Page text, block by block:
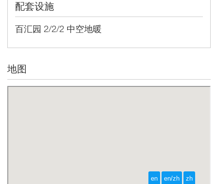
配套设施
百汇园 2/2/2 中空地暖
地图